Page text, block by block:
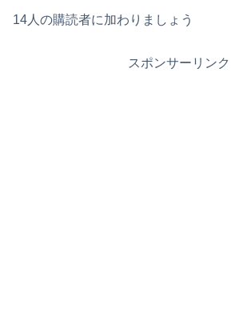
14人の購読者に加わりましょう
スポンサーリンク